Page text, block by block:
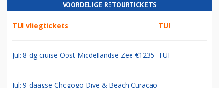
VOORDELIGE RETOURTICKETS
TUI vliegtickets TUI
Jul: 8-dg cruise Oost Middellandse Zee €1235 TUI
Jul: 9-daagse Chogogo Dive & Beach Curacao